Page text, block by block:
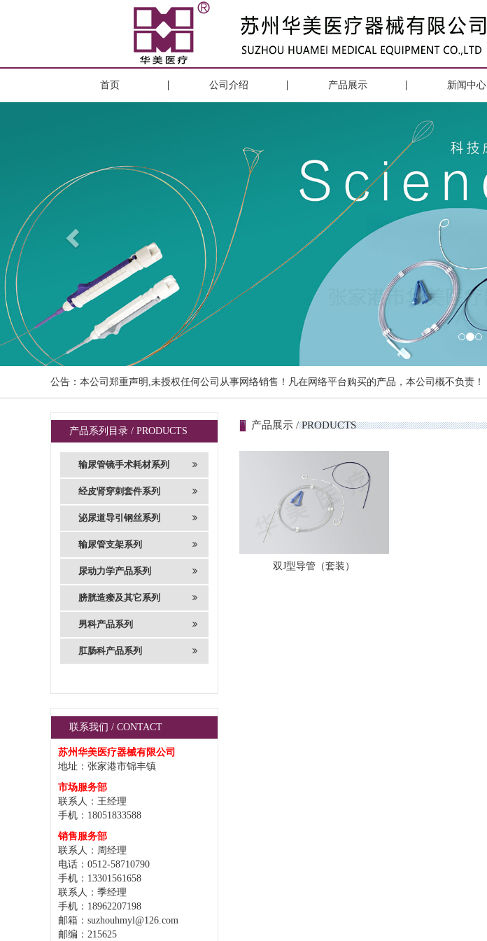
首页 公司介绍 产品展示 新闻中心
公告：本公司郑重声明,未授权任何公司从事网络销售！凡在网络平台购买的产品，本公司概不负责！
产品系列目录 / PRODUCTS
输尿管镜手术耗材系列
经皮肾穿刺套件系列
泌尿道导引钢丝系列
输尿管支架系列
尿动力学产品系列
膀胱造瘘及其它系列
男科产品系列
肛肠科产品系列
联系我们 / CONTACT
苏州华美医疗器械有限公司
地址：张家港市锦丰镇
市场服务部
联系人：王经理
手机：18051833588
销售服务部
联系人：周经理
电话：0512-58710790
手机：13301561658
联系人：季经理
手机：18962207198
邮箱：suzhouhmyl@126.com
邮编：215625
产品展示 / PRODUCTS
双J型导管（套装）